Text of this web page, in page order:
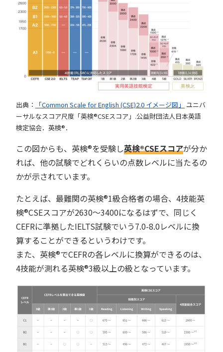
出典： 「Common Scale for English (CSE)2.0 イメージ図」
ユニバ
ーサルなスコア尺度「英検®︎CSEスコア」.公益財団法人日本英語
検定協会．英検®︎．
この図からも、英検®︎を受験し英検®︎CSEスコアが分か
れば、他の試験でどれくらいの点数レベルに当たるの
かが示されています。
たとえば、最難関の英検®︎1級合格者の場合、4技能英
検®︎CSEスコアが2630～3400になるはずで、同じく
CEFRに準拠したIELTS試験でいう7.0-8.0レベルに換
算することができるというわけです。
また、英検®︎でCEFRの各レベルに換算ができるのは、
4技能が測れる英検®︎3級以上の級となっています。